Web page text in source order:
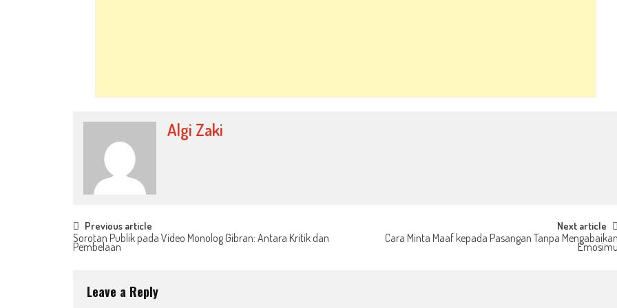
Algi Zaki
Post
navigation
Previous article
Sorotan Publik pada Video Monolog Gibran: Antara Kritik dan
Pembelaan
Next article
Cara Minta Maaf kepada Pasangan Tanpa
Leave a Reply